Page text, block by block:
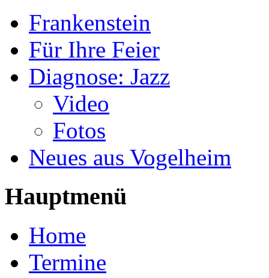
Frankenstein
Für Ihre Feier
Diagnose: Jazz
Video
Fotos
Neues aus Vogelheim
Hauptmenü
Home
Termine